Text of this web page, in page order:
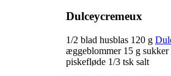
Dulceycremeux
1/2 blad husblas 120 g
æggeblommer 15 g
piskefløde 1/3 tsk salt